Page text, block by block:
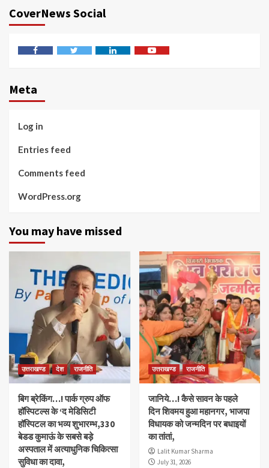
CoverNews Social
Meta
Log in
Entries feed
Comments feed
WordPress.org
You may have missed
उत्तराखण्ड देश राजनीति
बिग ब्रेकिंग…! पार्क ग्रुप ऑफ
हॉस्पिटल्स के ‘द मेडिसिटी
हॉस्पिटल का भव्य शुभारम्भ,330
बेडड कुमाऊं के सबसे बड़े
अस्पताल में अत्याधुनिक चिकित्सा
सुविधा का दावा,
उत्तराखण्ड राजनीति
जानिये…! कैसे सावन के पहले
दिन शिवमय हुआ महानगर, भाजपा
विधायक को जन्मदिन पर बधाइयों
का तांतां,
Lalit Kumar Sharma
July 31, 2026